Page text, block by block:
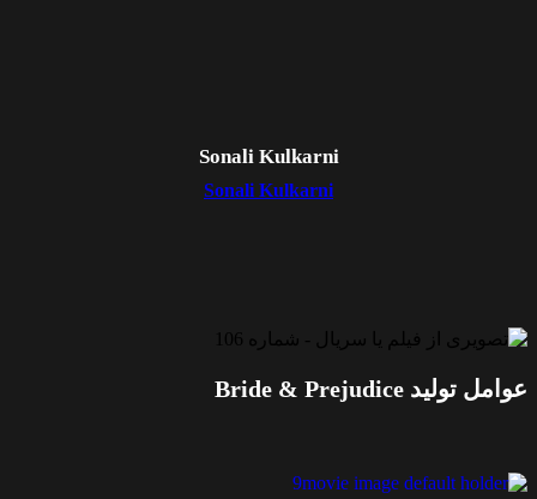
Sonali Kulkarni
Sonali Kulkarni
عوامل تولید Bride & Prejudice